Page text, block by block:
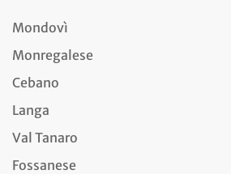
Mondovì
Monregalese
Cebano
Langa
Val Tanaro
Fossanese